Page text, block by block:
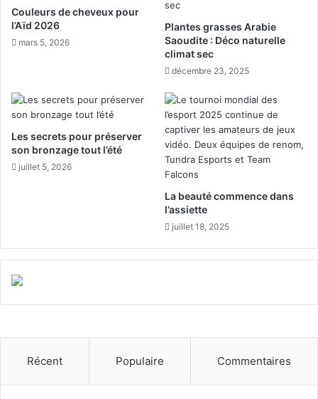
a
t
o
c
l
e
d
c
a
m
e
t
t
t
e
r
e
a
v
e
t
r
e
o
i
Couleurs de cheveux pour
l’Aïd 2026
mars 5, 2026
Plantes grasses Arabie
Saoudite : Déco naturelle
climat sec
décembre 23, 2025
Les secrets pour préserver
son bronzage tout l’été
juillet 5, 2026
La beauté commence dans
l’assiette
juillet 18, 2025
Récent Populaire Commentaires